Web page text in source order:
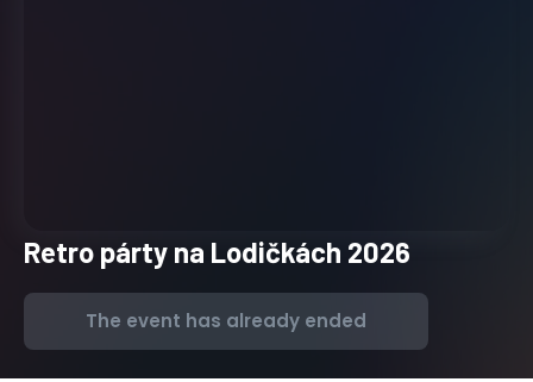
Retro párty na Lodičkách 2026
The event has already ended